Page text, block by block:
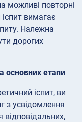
можливі повторні
вимагає
Належна
дорогих
основних етапи
іспит, ви
з усвідомлення
відповідальних,